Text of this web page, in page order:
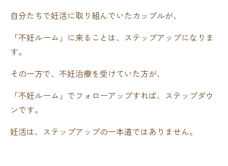
自分たちで妊活に取り組んでいたカップルが、
「不妊ルーム」に来ることは、ステップアップになりま
す。
その一方で、不妊治療を受けていた方が、
「不妊ルーム」でフォローアップすれば、ステップダウ
ンです。
妊活は、ステップアップの一本道ではありません。